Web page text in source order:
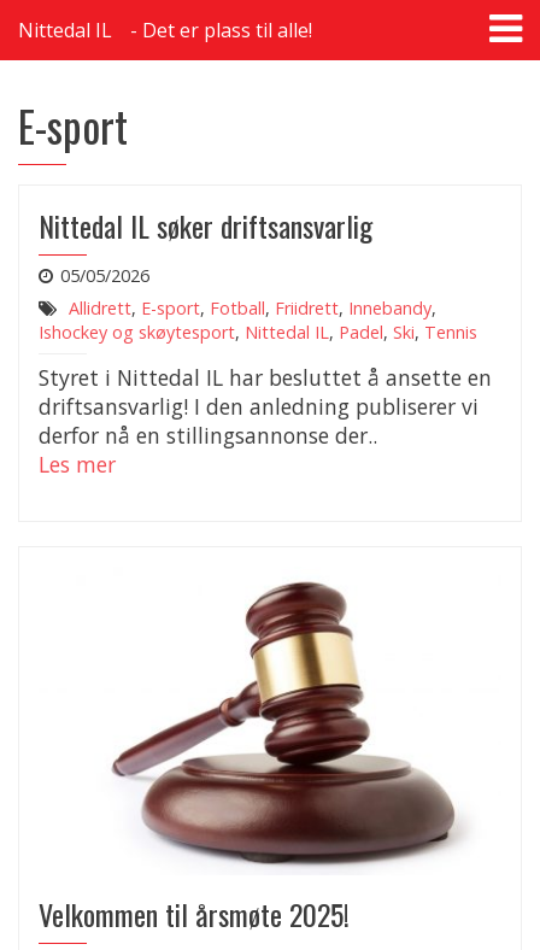
Nittedal IL Det er plass til alle!
E-sport
Nittedal IL søker driftsansvarlig
05/05/2026
Allidrett, E-sport, Fotball, Friidrett, Innebandy,
Ishockey og skøytesport, Nittedal IL, Padel, Ski, Tennis
Styret i Nittedal IL har besluttet å ansette en
driftsansvarlig! I den anledning publiserer vi
derfor nå en stillingsannonse der..
Les mer
Velkommen til årsmøte 2025!